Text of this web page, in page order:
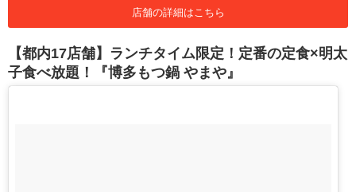
店舗の詳細はこちら
【都内17店舗】ランチタイム限定！定番の定食×明太
子食べ放題！『博多もつ鍋 やまや』